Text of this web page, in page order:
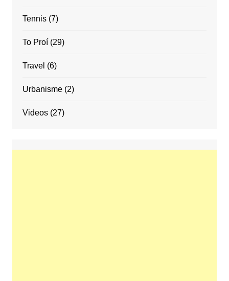
Tennis(7)
To Proí(29)
Travel (6)
Urbanisme(2)
Videos(27)